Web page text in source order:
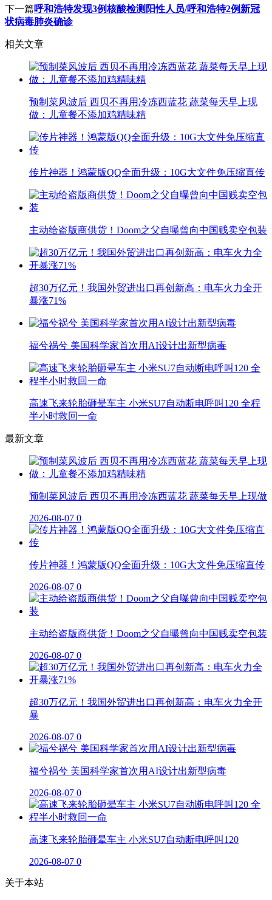
下一篇呼和浩特发现3例核酸检测阳性人员/呼和浩特2例新冠
状病毒肺炎确诊
相关文章
预制菜风波后 西贝不再用冷冻西蓝花 蔬菜每天早上现
做：儿童餐不添加鸡精味精
传片神器！鸿蒙版QQ全面升级：10G大文件免压缩直传
主动给盗版商供货！Doom之父自曝曾向中国贱卖空包装
超30万亿元！我国外贸进出口再创新高：电车火力全开
暴涨71%
福兮祸兮 美国科学家首次用AI设计出新型病毒
高速飞来轮胎砸晕车主 小米SU7自动断电呼叫120 全程
半小时救回一命
最新文章
预制菜风波后 西贝不再用冷冻西蓝花 蔬菜每天早上现做
2026-08-07 0
传片神器！鸿蒙版QQ全面升级：10G大文件免压缩直传
2026-08-07 0
主动给盗版商供货！Doom之父自曝曾向中国贱卖空包装
2026-08-07 0
超30万亿元！我国外贸进出口再创新高：电车火力全开
暴
2026-08-07 0
福兮祸兮 美国科学家首次用AI设计出新型病毒
2026-08-07 0
高速飞来轮胎砸晕车主 小米SU7自动断电呼叫120
2026-08-07 0
关于本站